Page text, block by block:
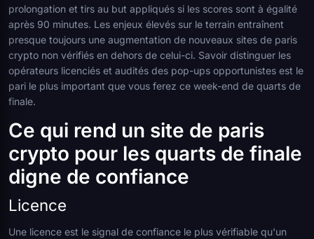
prolongation et tirs au but appliqués si les scores sont à égalité
après 90 minutes. Les enjeux élevés sur le terrain entraînent
presque toujours une augmentation de nouveaux sites de paris
crypto non vérifiés en dehors de celui-ci. Savoir distinguer les
opérateurs licenciés et audités des pop-ups opportunistes est le
pari le plus important que vous ferez ce week-end de quarts de
finale.
Ce qui rend un site de paris
crypto pour les quarts de finale
digne de confiance
Licence
Une licence est le signal de confiance le plus vérifiable qu'un